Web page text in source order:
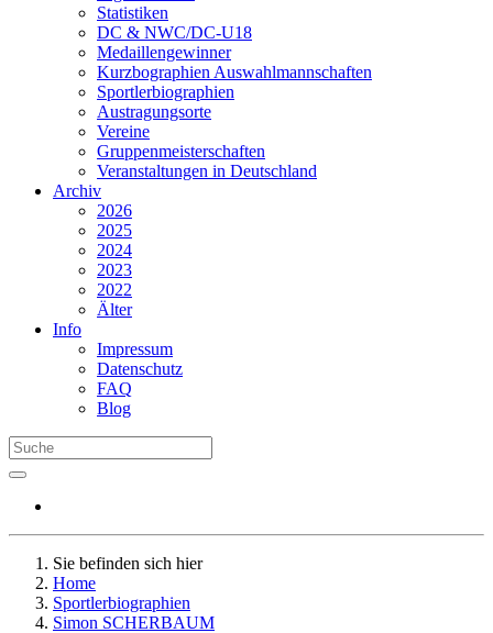
Statistiken
DC & NWC/DC-U18
Medaillengewinner
Kurzbographien Auswahlmannschaften
Sportlerbiographien
Austragungsorte
Vereine
Gruppenmeisterschaften
Veranstaltungen in Deutschland
Archiv
2026
2025
2024
2023
2022
Älter
Info
Impressum
Datenschutz
FAQ
Blog
Sie befinden sich hier
Home
Sportlerbiographien
Simon SCHERBAUM